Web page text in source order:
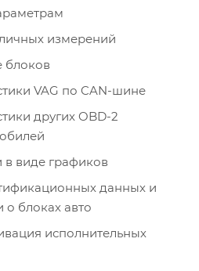
измерений
блоков
VAG по CAN-шине
других OBD-2
виде графиков
данных и
блоках авто
исполнительных